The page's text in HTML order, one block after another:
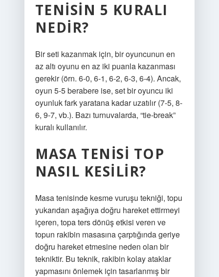
TENISIN 5 KURALI
NEDIR?
Bir seti kazanmak için, bir oyuncunun en
az altı oyunu en az iki puanla kazanması
gerekir (örn. 6-0, 6-1, 6-2, 6-3, 6-4). Ancak,
oyun 5-5 berabere ise, set bir oyuncu iki
oyunluk fark yaratana kadar uzatılır (7-5, 8-
6, 9-7, vb.). Bazı turnuvalarda, “tie-break”
kuralı kullanılır.
MASA TENISI TOP
NASIL KESILIR?
Masa tenisinde kesme vuruşu tekniği, topu
yukarıdan aşağıya doğru hareket ettirmeyi
içeren, topa ters dönüş etkisi veren ve
topun rakibin masasına çarptığında geriye
doğru hareket etmesine neden olan bir
tekniktir. Bu teknik, rakibin kolay ataklar
yapmasını önlemek için tasarlanmış bir